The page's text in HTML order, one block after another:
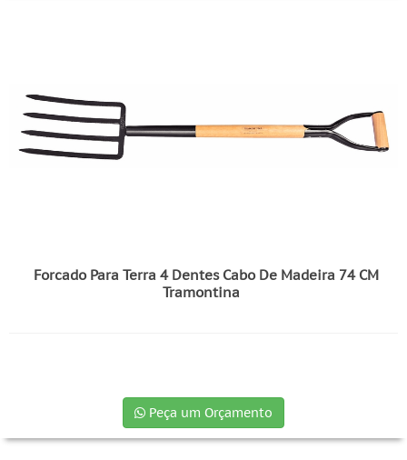
Forcado Para Terra 4 Dentes Cabo De Madeira 74 CM
Tramontina
Peça um Orçamento